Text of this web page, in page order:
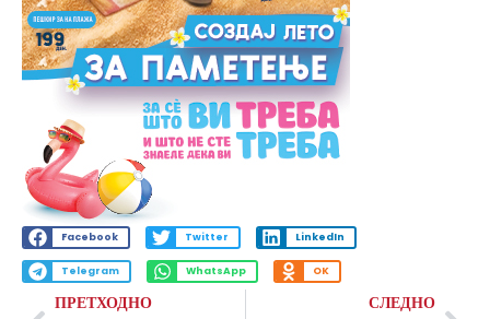
Facebook Twitter LinkedIn
Telegram WhatsApp OK
ПРЕТХОДНО СЛЕДНО